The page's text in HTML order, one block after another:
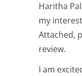
Haritha
my
Attached,
review.
I am